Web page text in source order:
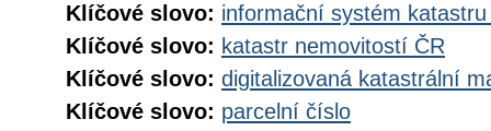
Klíčové slovo: informační systém
Klíčové slovo: katastr nemovitostí ČR
Klíčové slovo: digitalizovaná katastrální
Klíčové slovo: parcelní číslo